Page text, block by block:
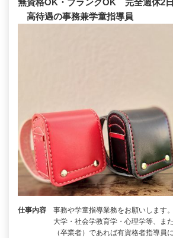
無資格OK・ブランクOK 完全週休2日
高待遇の事務兼学童指導員
仕事内容
事務や学童指導業務をお願いします
大学・社会学教育学・心理学等、ま
（卒業者）であれば有資格者指導員